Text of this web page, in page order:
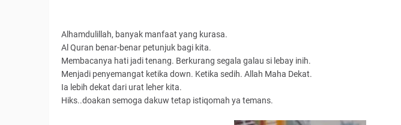
Alhamdulillah, banyak manfaat yang kurasa.
Al Quran benar-benar petunjuk bagi kita.
Membacanya hati jadi tenang. Berkurang segala galau si lebay inih.
Menjadi penyemangat ketika down. Ketika sedih. Allah Maha Dekat.
Ia lebih dekat dari urat leher kita.
Hiks..doakan semoga dakuw tetap istiqomah ya temans.